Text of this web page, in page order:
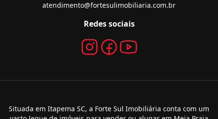
atendimento@fortesulimobiliaria.com.br
Redes sociais
Situada em Itapema SC, a Forte Sul Imobiliária conta com um